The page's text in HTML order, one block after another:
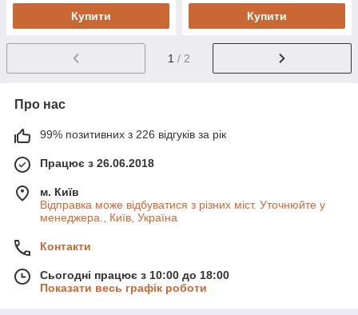
Купити Купити
1 / 2
Про нас
99% позитивних з 226 відгуків за рік
Працює з 26.06.2018
м. Київ
Відправка може відбуватися з різних міст. Уточнюйте у
менеджера., Київ, Україна
Контакти
Сьогодні працює з 10:00 до 18:00
Показати весь графік роботи